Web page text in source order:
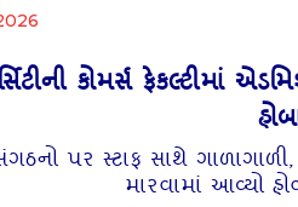
કોમર્સ ફેકલ્ટીમાં
સંગઠનો પર સ્ટાફ સાથે
મારવામાં આવ્યો